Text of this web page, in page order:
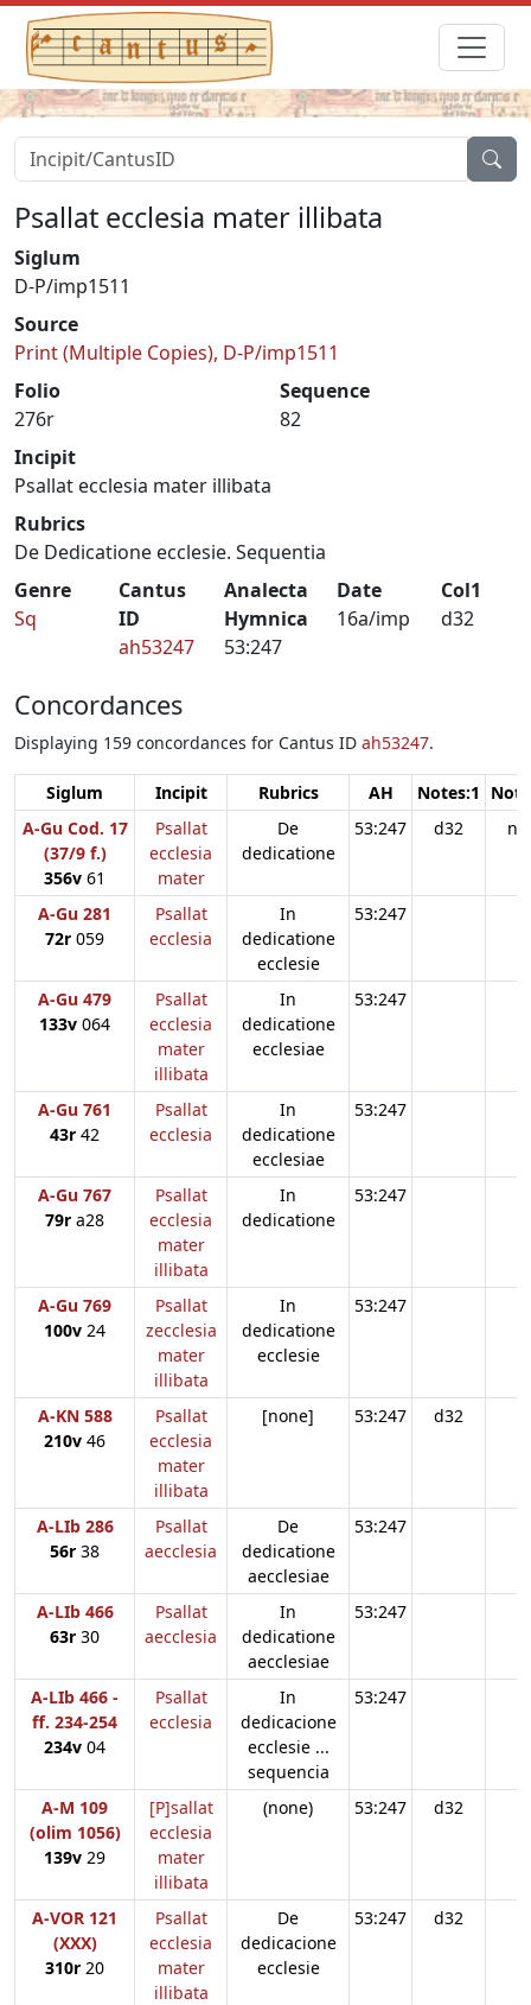
Psallat ecclesia mater illibata
Siglum
D-P/imp1511
Source
Print (Multiple Copies), D-P/imp1511
Folio
276r
Sequence
82
Incipit
Psallat ecclesia mater illibata
Rubrics
De Dedicatione ecclesie. Sequentia
Genre
Sq
Cantus
ID
ah53247
Analecta
Hymnica
53:247
Date
16a/imp
Col1
d32
Concordances
Displaying 159 concordances for Cantus ID ah53247.
Siglum Incipit Rubrics AH Notes:1
A-Gu Cod. 17
(37/9 f.)
356v 61
Psallat
ecclesia
mater
De
dedicatione
53:247 d32
A-Gu 281
72r 059
Psallat
ecclesia
In
dedicatione
ecclesie
53:247
A-Gu 479
133v 064
Psallat
ecclesia
mater
illibata
In
dedicatione
ecclesiae
53:247
A-Gu 761
43r 42
Psallat
ecclesia
In
dedicatione
ecclesiae
53:247
A-Gu 767
79r a28
Psallat
ecclesia
mater
illibata
In
dedicatione
53:247
A-Gu 769
100v 24
Psallat
zecclesia
mater
illibata
In
dedicatione
ecclesie
53:247
A-KN 588
210v 46
Psallat
ecclesia
mater
illibata
[none] 53:247 d32
A-LIb 286
56r 38
Psallat
aecclesia
De
dedicatione
aecclesiae
53:247
A-LIb 466
63r 30
Psallat
aecclesia
In
dedicatione
aecclesiae
53:247
A-LIb 466 -
ff. 234-254
234v 04
Psallat
ecclesia
In
dedicacione
ecclesie ...
sequencia
53:247
A-M 109
(olim 1056)
139v 29
[P]sallat
ecclesia
mater
illibata
(none) 53:247 d32
A-VOR 121
(XXX)
310r 20
Psallat
ecclesia
mater
illibata
De
dedicacione
ecclesie
53:247 d32